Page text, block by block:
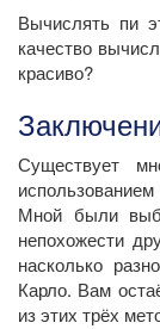
Вычислять пи
качество
красиво?
Существует
Мной были
непохожести
насколько
Карло. Вам
из этих трёх